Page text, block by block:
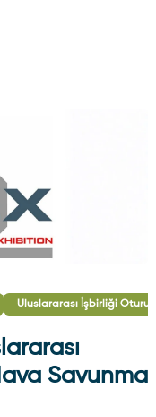
Uluslararası İşbirliği
Savunma